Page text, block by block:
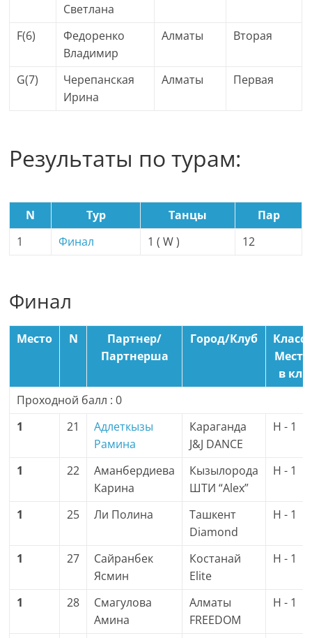
Светлана
F(6)
Федоренко
Владимир
Алматы Вторая
G(7)
Черепанская
Ирина
Алматы Первая
Результаты по турам:
N Тур Танцы
Пар
1
Финал 1 ( W ) 12
Финал
Проходной балл : 0
Место N
Партнер/
Партнерша
Город/Клуб
Класс/
Место
в кл.
1 21
Адлеткызы
Рамина
Караганда
J&J DANCE
H - 1
1 22
Аманбердиева
Карина
Кызылорода
ШТИ “Alex”
H - 1
1 25 Ли Полина
Ташкент
Diamond
H - 1
1 27
Сайранбек
Ясмин
Костанай
Elite
H - 1
1 28
Смагулова
Амина
Алматы
FREEDOM
H - 1